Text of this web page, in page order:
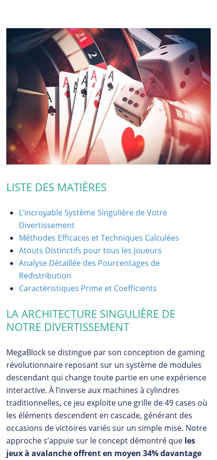
LISTE DES MATIÈRES
L’incroyable Système Singulière de Votre
Divertissement
Méthodes Efficaces et Techniques Calculées
Atouts Distinctifs pour tous les Joueurs
Analyse Détaillée des Pourcentages de
Redistribution
Caractéristiques Prime et Coefficients
LA ARCHITECTURE SINGULIÈRE DE
NOTRE DIVERTISSEMENT
MegaBlock se distingue par son conception de gaming
révolutionnaire reposant sur un système de modules
descendant qui change toute partie en une expérience
interactive. À l’inverse aux machines à cylindres
traditionnelles, ce jeu exploite une grille de 49 cases où
les éléments descendent en cascade, générant des
occasions de victoires variés sur un simple mise. Notre
approche s’appuie sur le concept démontré que les
jeux à avalanche offrent en moyen 34% davantage